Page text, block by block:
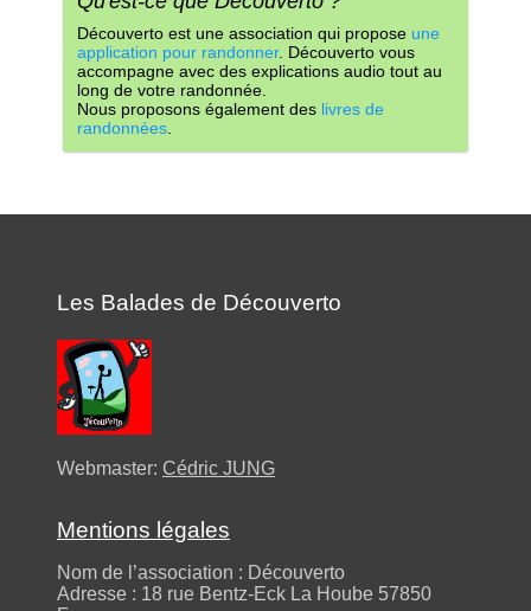
Découverto est une association qui propose une
application pour randonner. Découverto vous
accompagne avec des explications audio tout au
long de votre randonnée.
Nous proposons également des livres de
randonnées
Les Balades de Découverto
Webmaster: Cédric JUNG
Mentions légales
Nom de l’association : Découverto
Adresse : 18 rue Bentz-Eck La Hoube 57850